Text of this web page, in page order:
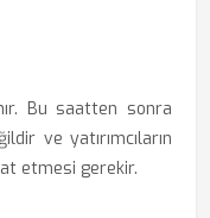
Bu saatten sonra
ve yatırımcıların
etmesi gerekir.